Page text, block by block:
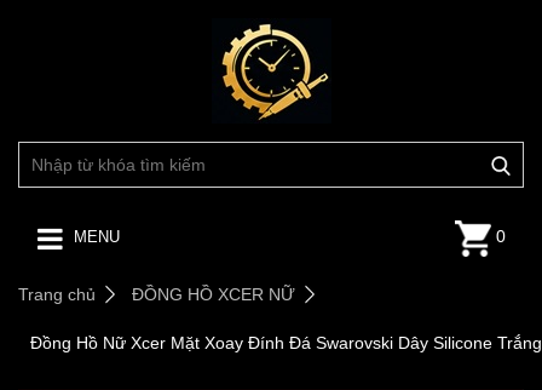
MENU 0
Trang chủ ĐỒNG HỒ XCER NỮ
Đồng Hồ Nữ Xcer Mặt Xoay Đính Đá Swarovski Dây Silicone Trắng